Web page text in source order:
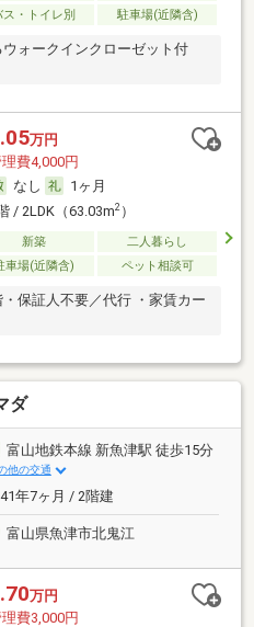
ス・トイレ別 駐車場(近隣含)
ォークインクローゼット付
万円
費4,000円
なし
1ヶ月
/ 2LDK（63.03m2）
新築
二人暮らし
車場(近隣含) ペット相談可
保証人不要／代行 ・家賃カー
ダ
富山地鉄本線 新魚津駅 徒歩15分
他の交通
年7ヶ月 / 2階建
富山県魚津市北鬼江
万円
費3,000円